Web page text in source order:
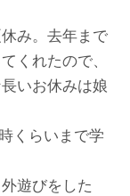
み。去年まで
くれたので、
いお休みは娘
くらいまで学
遊びをした